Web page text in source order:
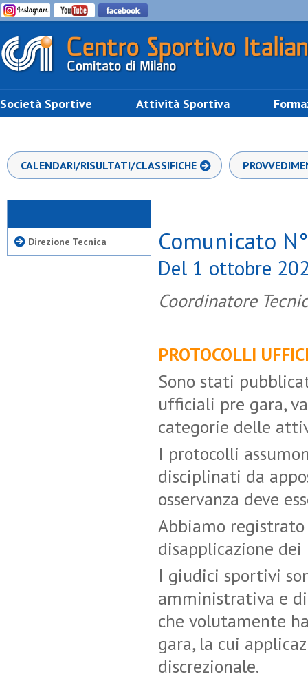
Società Sportive Attività Sportiva
CALENDARI/RISULTATI/CLASSIFICHE
Direzione Tecnica Comunicato
Del 1 ottobre
Coordinatore
PROTOCOLLI
Sono stati
ufficiali pre gara,
categorie delle
I protocolli
disciplinati da
osservanza deve
Abbiamo
disapplicazione
I giudici sportivi
amministrativa e
che volutamente
gara, la cui
discrezionale.